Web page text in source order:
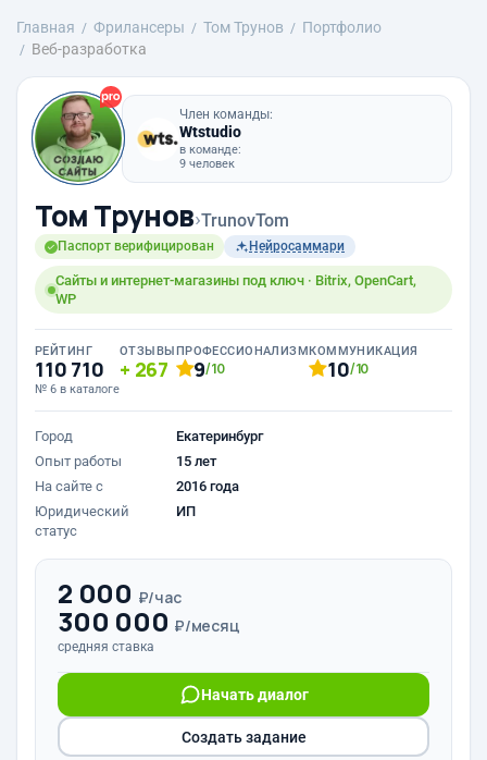
Главная Фрилансеры Том Трунов
Портфолио
Веб-разработка
Член команды:
Wtstudio
в команде:
9 человек
Том Трунов›TrunovTom
Паспорт верифицирован Нейросаммари
Сайты и интернет-магазины под ключ · Bitrix, OpenCart,
WP
РЕЙТИНГ
110 710
№ 6 в каталоге
ОТЗЫВЫ
267
ПРОФЕССИОНАЛИЗМ
9/10
КОММУНИКАЦИЯ
10/10
Город
Екатеринбург
Опыт работы
15 лет
На сайте с
2016 года
Юридический
статус
ИП
2 000 ₽/час
300 000 ₽/месяц
средняя ставка
Начать диалог
Создать задание